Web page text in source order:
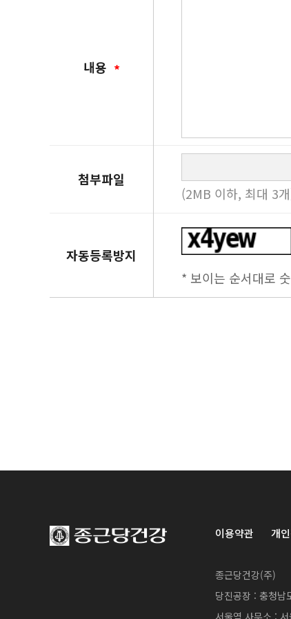
내용
첨부파일
(2MB 이하, 최대 3
자동등록방지
* 보이는 순서대로
이용약관 개
종근당건강(주)
당진공장 : 충청남